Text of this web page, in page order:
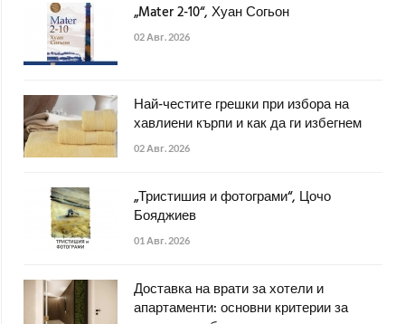
„Mater 2-10“, Хуан Согьон
02 Авг. 2026
Най-честите грешки при избора на
хавлиени кърпи и как да ги избегнем
02 Авг. 2026
„Тристишия и фотограми“, Цочо
Бояджиев
01 Авг. 2026
Доставка на врати за хотели и
апартаменти: основни критерии за